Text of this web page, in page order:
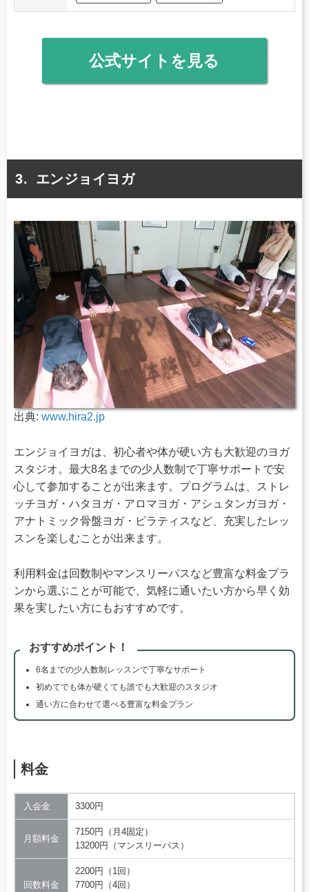
公式サイトを見る
エンジョイヨガ
出典: www.hira2.jp
エンジョイヨガは、初心者や体が硬い方も大歓迎のヨガ
スタジオ。最大8名までの少人数制で丁寧サポートで安
心して参加することが出来ます。プログラムは、ストレ
ッチヨガ・ハタヨガ・アロマヨガ・アシュタンガヨガ・
アナトミック骨盤ヨガ・ピラティスなど、充実したレッ
スンを楽しむことが出来ます。
利用料金は回数制やマンスリーパスなど豊富な料金プラ
ンから選ぶことが可能で、気軽に通いたい方から早く効
果を実したい方にもおすすめです。
おすすめポイント！
6名までの少人数制レッスンで丁寧なサポート
初めてでも体が硬くても誰でも大歓迎のスタジオ
通い方に合わせて選べる豊富な料金プラン
料金
入会金 3300円
月額料金
7150円（月4固定）
13200円（マンスリーパス）
回数料金
2200円（1回）
7700円（4回）